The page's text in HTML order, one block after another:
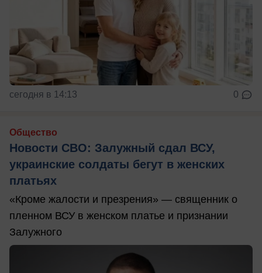
сегодня в 14:13 0
Общество
Новости СВО: Залужный сдал ВСУ,
украинские солдаты бегут в женских
платьях
«Кроме жалости и презрения» — священник о
пленном ВСУ в женском платье и признании
Залужного